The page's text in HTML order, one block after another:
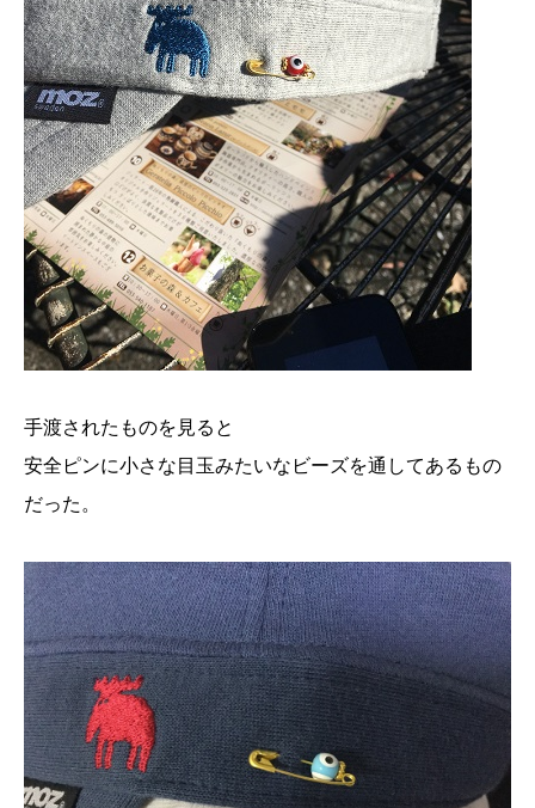
手渡されたものを見ると
安全ピンに小さな目玉みたいなビーズを通してあるもの
だった。